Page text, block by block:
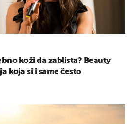
koži da zablista? Beauty
koja si i same često